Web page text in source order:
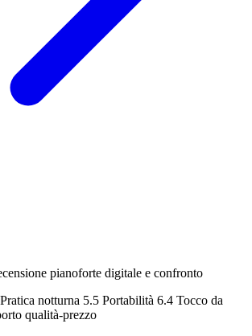
pianoforte digitale e confronto
Pratica notturna 5.5 Portabilità 6.4 Tocco da
qualità-prezzo